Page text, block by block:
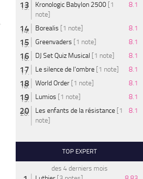
Kronologic Babylon 2500 [1
note]
8.1
Borealis [1 note]
8.1
Greenvaders [1 note]
8.1
DJ Set Quiz Musical [1 note]
8.1
Le silence de l'ombre [1 note]
8.1
World Order [1 note]
8.1
Lumios [1 note]
8.1
Les enfants de la résistance [1
note]
8.1
TOP EXPERT
des 4 derniers mois